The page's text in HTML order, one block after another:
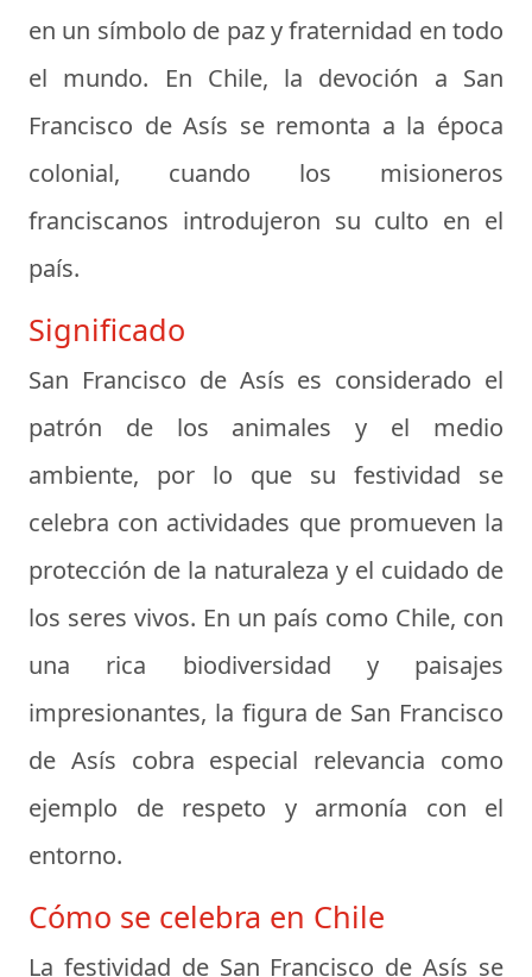
en un símbolo de paz y fraternidad en todo
el mundo. En Chile, la devoción a San
Francisco de Asís se remonta a la época
colonial, cuando los misioneros
franciscanos introdujeron su culto en el
país.
Significado
San Francisco de Asís es considerado el
patrón de los animales y el medio
ambiente, por lo que su festividad se
celebra con actividades que promueven la
protección de la naturaleza y el cuidado de
los seres vivos. En un país como Chile, con
una rica biodiversidad y paisajes
impresionantes, la figura de San Francisco
de Asís cobra especial relevancia como
ejemplo de respeto y armonía con el
entorno.
Cómo se celebra en Chile
La festividad de San Francisco de Asís se